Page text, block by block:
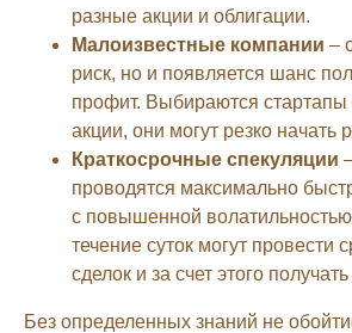
разные акции и облигации.
Малоизвестные компании –
риск, но и появляется шанс
профит. Выбираются
акции, они могут резко начать
Краткосрочные спекуляции
проводятся максимально
с повышенной
течение суток могут провести
сделок и за счет этого
Без определенных знаний не